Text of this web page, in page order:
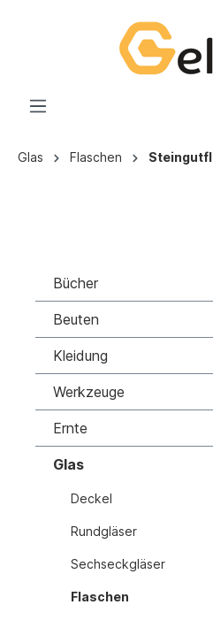
Glas Flaschen
Bücher
Beuten
Kleidung
Werkzeuge
Ernte
Glas
Deckel
Rundgläser
Sechseckgläser
Flaschen